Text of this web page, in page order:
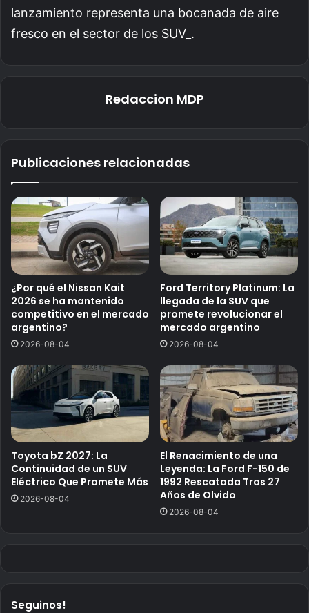
lanzamiento representa una bocanada de aire
fresco en el sector de los SUV_.
Redaccion MDP
Publicaciones relacionadas
¿Por qué el Nissan Kait
2026 se ha mantenido
competitivo en el mercado
argentino?
2026-08-04
Ford Territory Platinum: La
llegada de la SUV que
promete revolucionar el
mercado argentino
2026-08-04
Toyota bZ 2027: La
Continuidad de un SUV
Eléctrico Que Promete Más
2026-08-04
El Renacimiento de una
Leyenda: La Ford F-150 de
1992 Rescatada Tras 27
Años de Olvido
2026-08-04
Seguinos!